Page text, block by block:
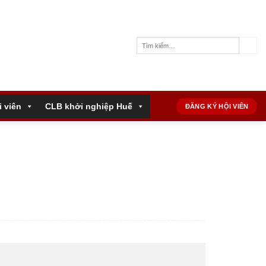
viên CLB khởi nghiệp Huế ĐĂNG KÝ HỘI VIÊN